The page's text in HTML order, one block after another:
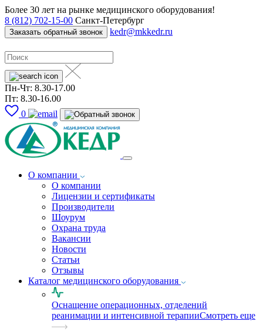
Более 30 лет на рынке медицинского оборудования!
8 (812) 702-15-00 Санкт-Петербург
Заказать обратный звонок kedr@mkkedr.ru
Пн-Чт: 8.30-17.00
Пт: 8.30-16.00
0
О компании
О компании
Лицензии и сертификаты
Производители
Шоурум
Охрана труда
Вакансии
Новости
Статьи
Отзывы
Каталог медицинского оборудования
Оснащение операционных, отделений
реанимации и интенсивной терапииСмотреть еще